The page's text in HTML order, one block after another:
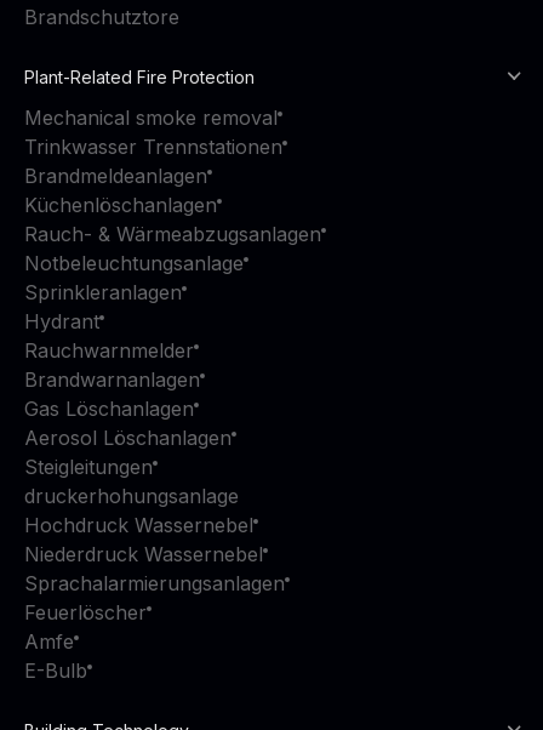
Brandschutztore
Plant-Related Fire Protection
Mechanical smoke removal
Trinkwasser Trennstationen
Brandmeldeanlagen
Küchenlöschanlagen
Rauch- & Wärmeabzugsanlagen
Notbeleuchtungsanlage
Sprinkleranlagen
Hydrant
Rauchwarnmelder
Brandwarnanlagen
Gas Löschanlagen
Aerosol Löschanlagen
Steigleitungen
druckerhohungsanlage
Hochdruck Wassernebel
Niederdruck Wassernebel
Sprachalarmierungsanlagen
Feuerlöscher
Amfe
E-Bulb